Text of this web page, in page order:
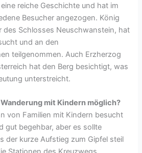
reiche Geschichte und hat im
Besucher angezogen. König
des Schlosses Neuschwanstein, hat
und an den
teilgenommen. Auch Erzherzog
hat den Berg besichtigt, was
unterstreicht.
mit Kindern möglich?
von Familien mit Kindern besucht
gut begehbar, aber es sollte
der kurze Aufstieg zum Gipfel steil